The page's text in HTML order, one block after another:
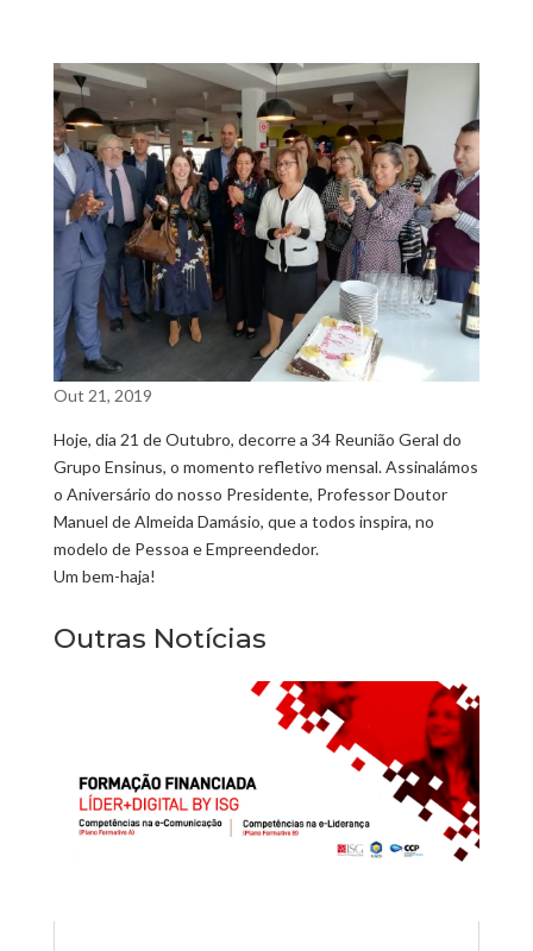
Out 21, 2019
Hoje, dia 21 de Outubro, decorre a 34 Reunião Geral do
Grupo Ensinus, o momento refletivo mensal. Assinalámos
o Aniversário do nosso Presidente, Professor Doutor
Manuel de Almeida Damásio, que a todos inspira, no
modelo de Pessoa e Empreendedor.
Um bem-haja!
Outras Notícias